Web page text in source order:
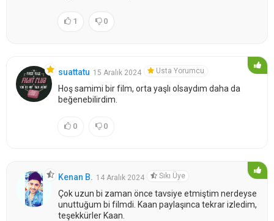
1 0
suattatu 15 Aralık 2024 Usta Yorumcu
Hoş samimi bir film, orta yaşlı olsaydım daha da
beğenebilirdim.
0 0
Kenan B. 14 Aralık 2024 Sıkı Üye
Çok uzun bi zaman önce tavsiye etmiştim nerdeyse
unuttuğum bi filmdi. Kaan paylaşınca tekrar izledim,
teşekkürler Kaan.